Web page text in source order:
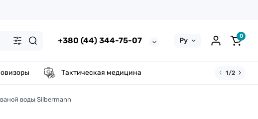
+380 (44) 344-75-07 Ру
0
Тактическая медицина 1/2
воды Silbermann